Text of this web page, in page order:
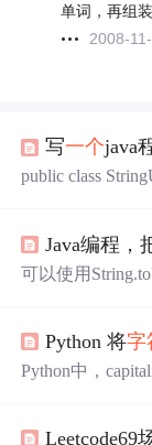
单词，再组
2008-
写一个java
public class StringUpperLower {
Java编程，
可以使用
Python 将字
Python中，
写。 语法：
Leetcode69